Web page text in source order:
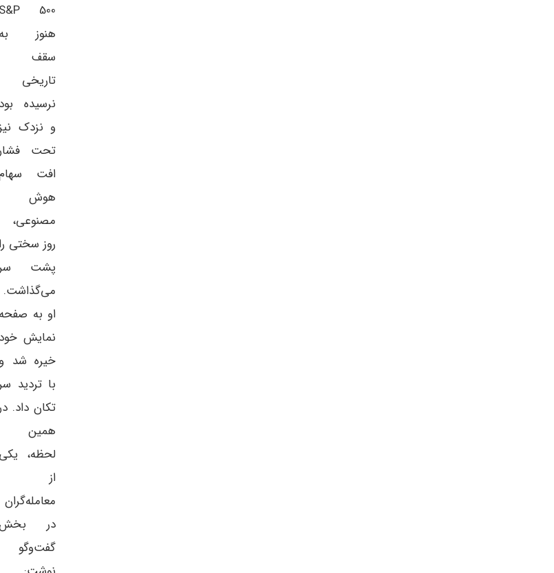
S&P 500
هنوز به
سقف
تاریخی
نرسیده بود
و نزدک
تحت
افت
هوش
مصنوعی،
روز سختی را
پشت
می‌گذاشت.
او به صفحه
نمایش خود
خیره شد و
با تردید
تکان داد.
همین
لحظه، یکی
از
معامله‌گران
در
گفت‌وگو